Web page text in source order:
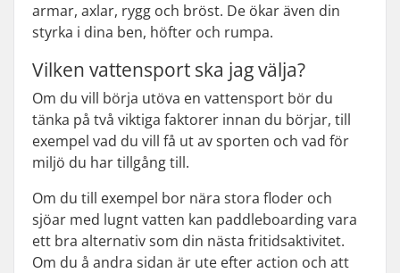
armar, axlar, rygg och bröst. De ökar även din
styrka i dina ben, höfter och rumpa.
Vilken vattensport ska jag välja?
Om du vill börja utöva en vattensport bör du
tänka på två viktiga faktorer innan du börjar, till
exempel vad du vill få ut av sporten och vad för
miljö du har tillgång till.
Om du till exempel bor nära stora floder och
sjöar med lugnt vatten kan paddleboarding vara
ett bra alternativ som din nästa fritidsaktivitet.
Om du å andra sidan är ute efter action och att